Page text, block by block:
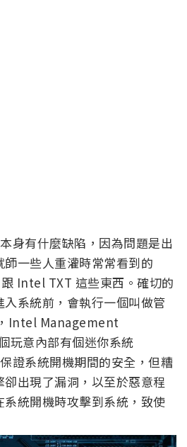
身有什麼缺陷，因為問題是出
一些人重灌時常常看到的
Intel TXT 這些東西。確切的
系統前，會執行一個叫做管
Intel Management
玩意內部有個迷你系統
證系統開機期間的安全，但糟
出現了漏洞，以至於惡意程
統開機時攻擊到系統，致使